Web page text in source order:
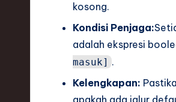
kosong.
Kondisi Penjaga:
adalah ekspresi
masuk] .
Kelengkapan: